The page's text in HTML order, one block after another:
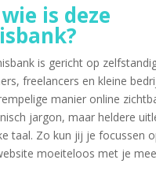
is deze
is gericht op
freelancers en kleine
manier online
jargon, maar heldere
taal. Zo kun jij je focussen
moeiteloos met je